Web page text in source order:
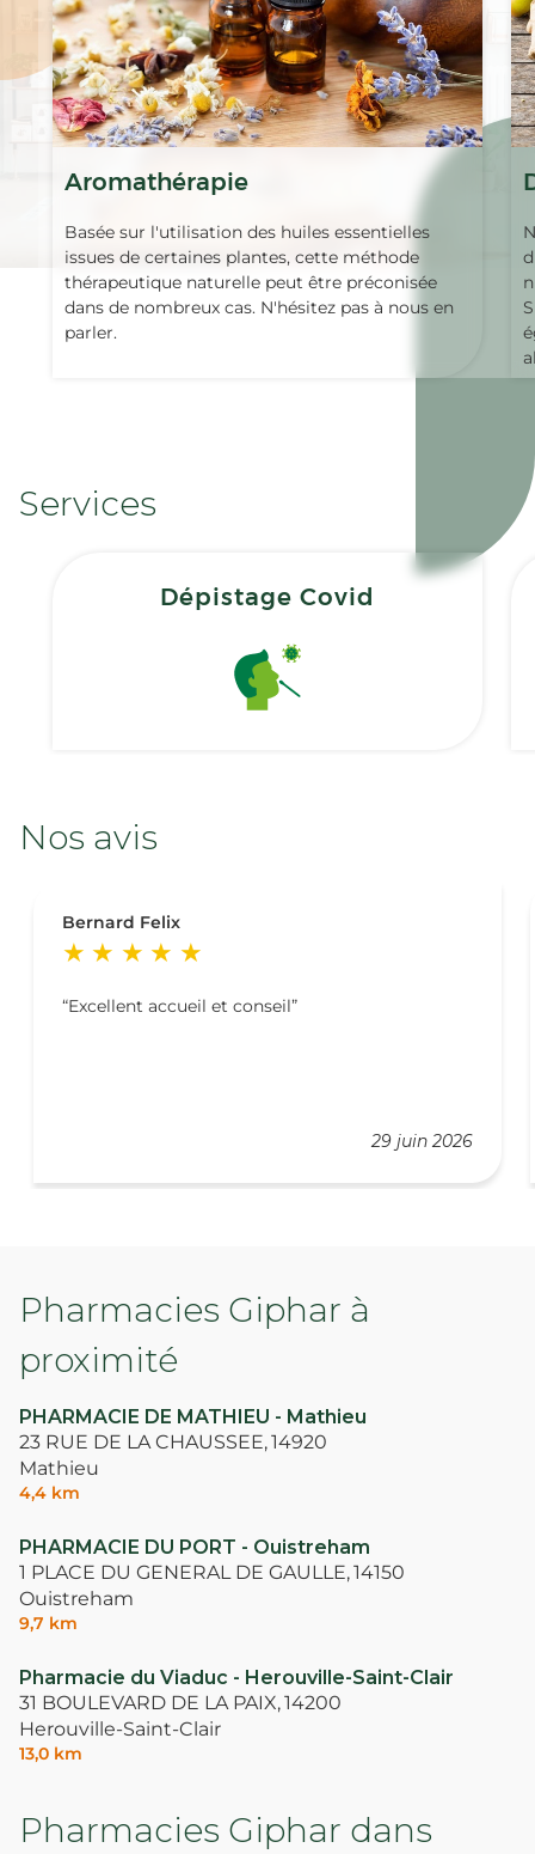
Aromathérapie
Basée sur l'utilisation des huiles essentielles
issues de certaines plantes, cette méthode
thérapeutique naturelle peut être préconisée
dans de nombreux cas. N'hésitez pas à nous en
parler.
Services
Dépistage Covid
Nos avis
Bernard Felix
29 juin 2026
Excellent accueil et conseil
Pharmacies Giphar à
proximité
PHARMACIE DE MATHIEU - Mathieu
23 RUE DE LA CHAUSSEE,14920
Mathieu
4,4 km
PHARMACIE DU PORT - Ouistreham
1 PLACE DU GENERAL DE GAULLE,14150
Ouistreham
9,7 km
Pharmacie du Viaduc - Herouville-Saint-Clair
31 BOULEVARD DE LA PAIX,14200
Herouville-Saint-Clair
13,0 km
Pharmacies Giphar dans